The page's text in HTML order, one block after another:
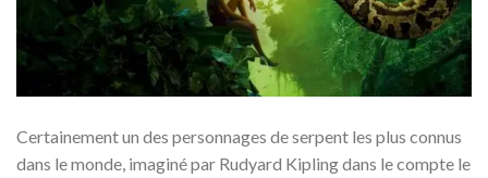
Certainement un des personnages de serpent les plus connus
dans le monde, imaginé par Rudyard Kipling dans le compte le